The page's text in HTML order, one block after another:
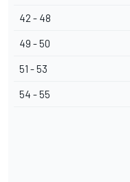
42 - 48
49 - 50
51 - 53
54 - 55